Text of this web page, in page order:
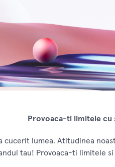
Provoaca-ti limitele cu
cucerit lumea. Atitudinea
tau! Provoaca-ti limitele